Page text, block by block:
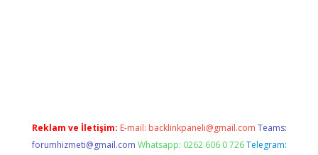
Reklam ve İletişim: E-mail: backlinkpaneli@gmail.com Teams:
forumhizmeti@gmail.com Whatsapp: 0262 606 0 726 Telegram: